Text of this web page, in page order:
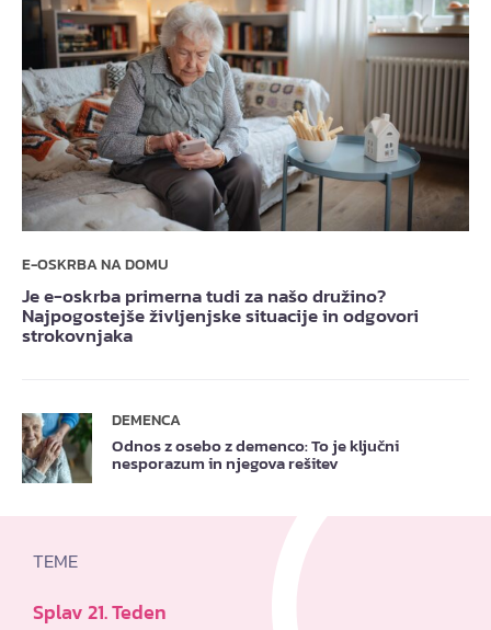
E-OSKRBA NA DOMU
Je e-oskrba primerna tudi za našo družino?
Najpogostejše življenjske situacije in odgovori
strokovnjaka
DEMENCA
Odnos z osebo z demenco: To je ključni
nesporazum in njegova rešitev
TEME
Splav 21. Teden